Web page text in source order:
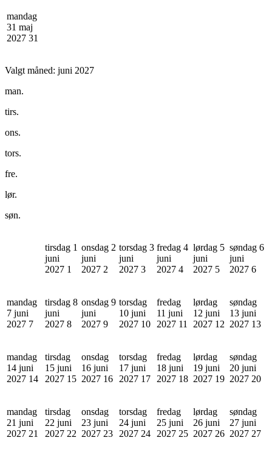
mandag
31 maj
2027 31
Valgt måned: juni 2027
man.
tirs.
ons.
tors.
fre.
lør.
søn.
tirsdag 1
juni
2027 1
onsdag 2
juni
2027 2
torsdag 3
juni
2027 3
fredag 4
juni
2027 4
lørdag 5
juni
2027 5
søndag 6
juni
2027 6
mandag
7 juni
2027 7
tirsdag 8
juni
2027 8
onsdag 9
juni
2027 9
torsdag
10 juni
2027 10
fredag
11 juni
2027 11
lørdag
12 juni
2027 12
søndag
13 juni
2027 13
mandag
14 juni
2027 14
tirsdag
15 juni
2027 15
onsdag
16 juni
2027 16
torsdag
17 juni
2027 17
fredag
18 juni
2027 18
lørdag
19 juni
2027 19
søndag
20 juni
2027 20
mandag
21 juni
2027 21
tirsdag
22 juni
2027 22
onsdag
23 juni
2027 23
torsdag
24 juni
2027 24
fredag
25 juni
2027 25
lørdag
26 juni
2027 26
søndag
27 juni
2027 27